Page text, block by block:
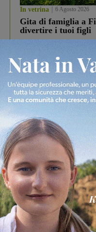
In vetrina 6 Agosto 2026
Gita di famiglia a
divertire i tuoi figli
In vetrina 3 Agosto 2026
Estra Notizie
studenti coinvolti,
debutta il podcast
Più lette